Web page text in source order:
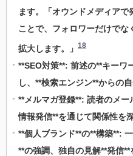
ます。「オウンドメディア
ことで、フォロワーだけで
拡大します。」 18
**SEO対策**: 前述の**キーワ
し、**検索エンジン**からの
**メルマガ登録**: 読者のメ
情報発信**を通じて関係性を
**個人ブランド**の**構築**:
**の強調、独自の見解**発信